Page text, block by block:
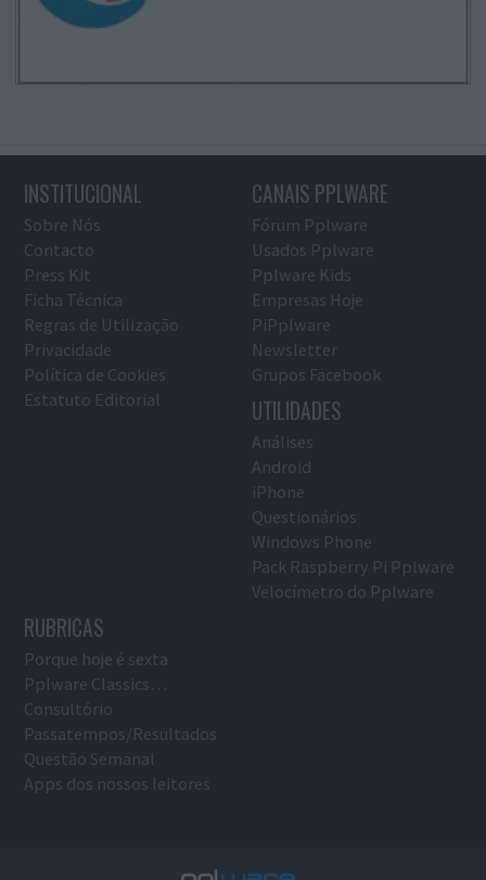
INSTITUCIONAL
Sobre Nós
Contacto
Press Kit
Ficha Técnica
Regras de Utilização
Privacidade
Política de Cookies
Estatuto Editorial
CANAIS PPLWARE
Fórum Pplware
Usados Pplware
Pplware Kids
Empresas Hoje
PiPplware
Newsletter
Grupos Facebook
UTILIDADES
Análises
Android
iPhone
Questionários
Windows Phone
Pack Raspberry Pi Pplware
Velocímetro do Pplware
RUBRICAS
Porque hoje é sexta
Pplware Classics…
Consultório
Passatempos/Resultados
Questão Semanal
Apps dos nossos leitores